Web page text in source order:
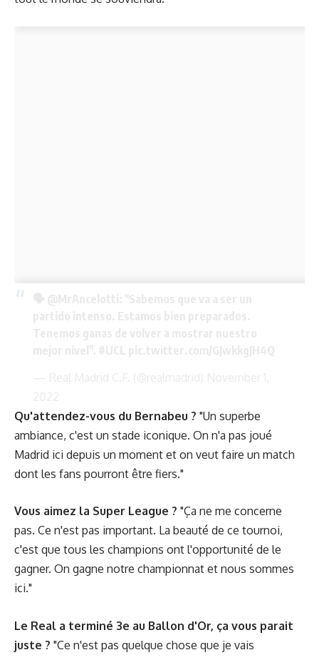
Qu'attendez-vous du Bernabeu ? "Un superbe
ambiance, c'est un stade iconique. On n'a pas joué
Madrid ici depuis un moment et on veut faire un match
dont les fans pourront être fiers."
Vous aimez la Super League ? "Ça ne me concerne
pas. Ce n'est pas important. La beauté de ce tournoi,
c'est que tous les champions ont l'opportunité de le
gagner. On gagne notre championnat et nous sommes
ici."
Le Real a terminé 3e au Ballon d'Or, ça vous parait
juste ? "Ce n'est pas quelque chose que je vais